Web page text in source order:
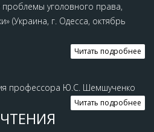
уголовного права,
(Украина, г. Одесса, октябрь
Читать подробнее
профессора Ю.С. Шемшученко
Читать подробнее